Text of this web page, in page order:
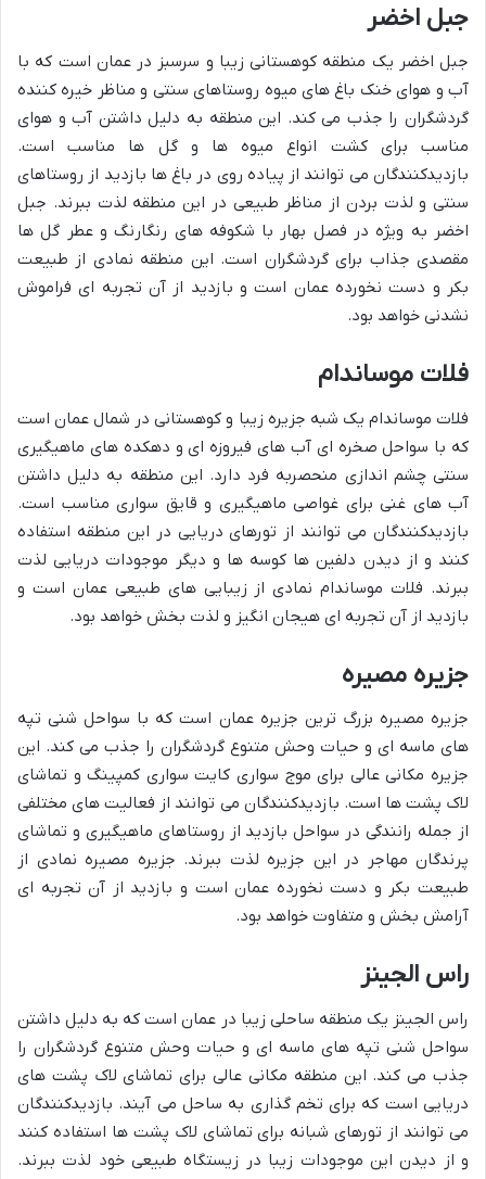
جبل اخضر
جبل اخضر یک منطقه کوهستانی زیبا و سرسبز در عمان است که با
آب و هوای خنک باغ های میوه روستاهای سنتی و مناظر خیره کننده
گردشگران را جذب می کند. این منطقه به دلیل داشتن آب و هوای
مناسب برای کشت انواع میوه ها و گل ها مناسب است.
بازدیدکنندگان می توانند از پیاده روی در باغ ها بازدید از روستاهای
سنتی و لذت بردن از مناظر طبیعی در این منطقه لذت ببرند. جبل
اخضر به ویژه در فصل بهار با شکوفه های رنگارنگ و عطر گل ها
مقصدی جذاب برای گردشگران است. این منطقه نمادی از طبیعت
بکر و دست نخورده عمان است و بازدید از آن تجربه ای فراموش
نشدنی خواهد بود.
فلات موساندام
فلات موساندام یک شبه جزیره زیبا و کوهستانی در شمال عمان است
که با سواحل صخره ای آب های فیروزه ای و دهکده های ماهیگیری
سنتی چشم اندازی منحصربه فرد دارد. این منطقه به دلیل داشتن
آب های غنی برای غواصی ماهیگیری و قایق سواری مناسب است.
بازدیدکنندگان می توانند از تورهای دریایی در این منطقه استفاده
کنند و از دیدن دلفین ها کوسه ها و دیگر موجودات دریایی لذت
ببرند. فلات موساندام نمادی از زیبایی های طبیعی عمان است و
بازدید از آن تجربه ای هیجان انگیز و لذت بخش خواهد بود.
جزیره مصیره
جزیره مصیره بزرگ ترین جزیره عمان است که با سواحل شنی تپه
های ماسه ای و حیات وحش متنوع گردشگران را جذب می کند. این
جزیره مکانی عالی برای موج سواری کایت سواری کمپینگ و تماشای
لاک پشت ها است. بازدیدکنندگان می توانند از فعالیت های مختلفی
از جمله رانندگی در سواحل بازدید از روستاهای ماهیگیری و تماشای
پرندگان مهاجر در این جزیره لذت ببرند. جزیره مصیره نمادی از
طبیعت بکر و دست نخورده عمان است و بازدید از آن تجربه ای
آرامش بخش و متفاوت خواهد بود.
راس الجینز
راس الجینز یک منطقه ساحلی زیبا در عمان است که به دلیل داشتن
سواحل شنی تپه های ماسه ای و حیات وحش متنوع گردشگران را
جذب می کند. این منطقه مکانی عالی برای تماشای لاک پشت های
دریایی است که برای تخم گذاری به ساحل می آیند. بازدیدکنندگان
می توانند از تورهای شبانه برای تماشای لاک پشت ها استفاده کنند
و از دیدن این موجودات زیبا در زیستگاه طبیعی خود لذت ببرند.